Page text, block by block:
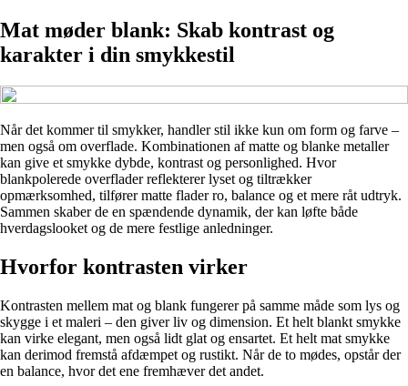
Mat møder blank: Skab kontrast og
karakter i din smykkestil
Når det kommer til smykker, handler stil ikke kun om form og farve –
men også om overflade. Kombinationen af matte og blanke metaller
kan give et smykke dybde, kontrast og personlighed. Hvor
blankpolerede overflader reflekterer lyset og tiltrækker
opmærksomhed, tilfører matte flader ro, balance og et mere råt udtryk.
Sammen skaber de en spændende dynamik, der kan løfte både
hverdagslooket og de mere festlige anledninger.
Hvorfor kontrasten virker
Kontrasten mellem mat og blank fungerer på samme måde som lys og
skygge i et maleri – den giver liv og dimension. Et helt blankt smykke
kan virke elegant, men også lidt glat og ensartet. Et helt mat smykke
kan derimod fremstå afdæmpet og rustikt. Når de to mødes, opstår der
en balance, hvor det ene fremhæver det andet.